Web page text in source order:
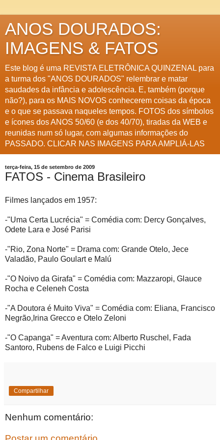
ANOS DOURADOS:
IMAGENS & FATOS
Este blog é uma REVISTA ELETRÔNICA QUINZENAL para
a turma dos "ANOS DOURADOS" relembrar e matar
saudades da infância e adolescência. E, também (porque
não?), para os MAIS NOVOS conhecerem coisas da época
e o que se passava naqueles tempos. FOTOS dos símbolos
e ícones dos ANOS 50/60 (e dos 40/70), tiradas da WEB e
reunidas num só lugar, com algumas informações do
PASSADO. CLICAR NAS IMAGENS PARA AMPLIÁ-LAS
terça-feira, 15 de setembro de 2009
FATOS - Cinema Brasileiro
Filmes lançados em 1957:
-"Uma Certa Lucrécia" = Comédia com: Dercy Gonçalves,
Odete Lara e José Parisi
-"Rio, Zona Norte" = Drama com: Grande Otelo, Jece
Valadão, Paulo Goulart e Malú
-"O Noivo da Girafa" = Comédia com: Mazzaropi, Glauce
Rocha e Celeneh Costa
-"A Doutora é Muito Viva" = Comédia com: Eliana, Francisco
Negrão,Irina Grecco e Otelo Zeloni
-"O Capanga" = Aventura com: Alberto Ruschel, Fada
Santoro, Rubens de Falco e Luigi Picchi
Compartilhar
Nenhum comentário: